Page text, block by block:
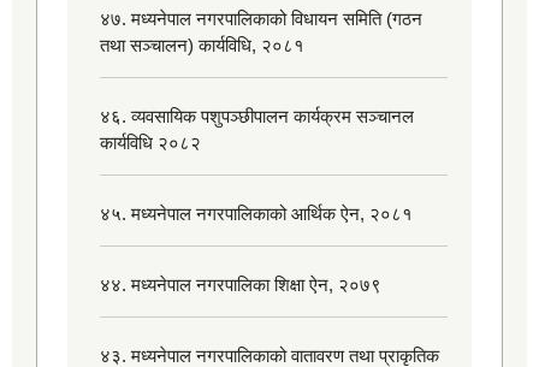
४७. मध्यनेपाल नगरपालिकाको विधायन समिति (गठन
तथा सञ्चालन) कार्यविधि, २०८१
४६. व्यवसायिक पशुपञ्छीपालन कार्यक्रम सञ्चानल
कार्यविधि २०८२
४५. मध्यनेपाल नगरपालिकाको आर्थिक ऐन, २०८१
४४. मध्यनेपाल नगरपालिका शिक्षा ऐन, २०७९
४३. मध्यनेपाल नगरपालिकाको वातावरण तथा प्राकृतिक